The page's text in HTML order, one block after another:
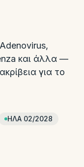
και άλλα —
για το
ΗΛΑ 02/2028